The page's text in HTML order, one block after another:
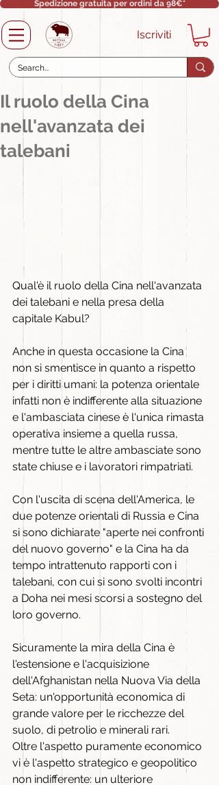
Spedizione gratuita per ordini da 98€*
Iscriviti
Il ruolo della Cina
nell'avanzata dei
talebani
Qual'è il ruolo della Cina nell'avanzata
dei talebani e nella presa della
capitale Kabul?
Anche in questa occasione la Cina
non si smentisce in quanto a rispetto
per i diritti umani: la potenza orientale
infatti non è indifferente alla situazione
e l'ambasciata cinese è l'unica rimasta
operativa insieme a quella russa,
mentre tutte le altre ambasciate sono
state chiuse e i lavoratori rimpatriati.
Con l'uscita di scena dell'America, le
due potenze orientali di Russia e Cina
si sono dichiarate "aperte nei confronti
del nuovo governo" e la Cina ha da
tempo intrattenuto rapporti con i
talebani, con cui si sono svolti incontri
a Doha nei mesi scorsi a sostegno del
loro governo.
Sicuramente la mira della Cina è
l'estensione e l'acquisizione
dell'Afghanistan nella Nuova Via della
Seta: un'opportunità economica di
grande valore per le ricchezze del
suolo, di petrolio e minerali rari.
Oltre l'aspetto puramente economico
vi è l'aspetto strategico e geopolitico
non indifferente: un ulteriore